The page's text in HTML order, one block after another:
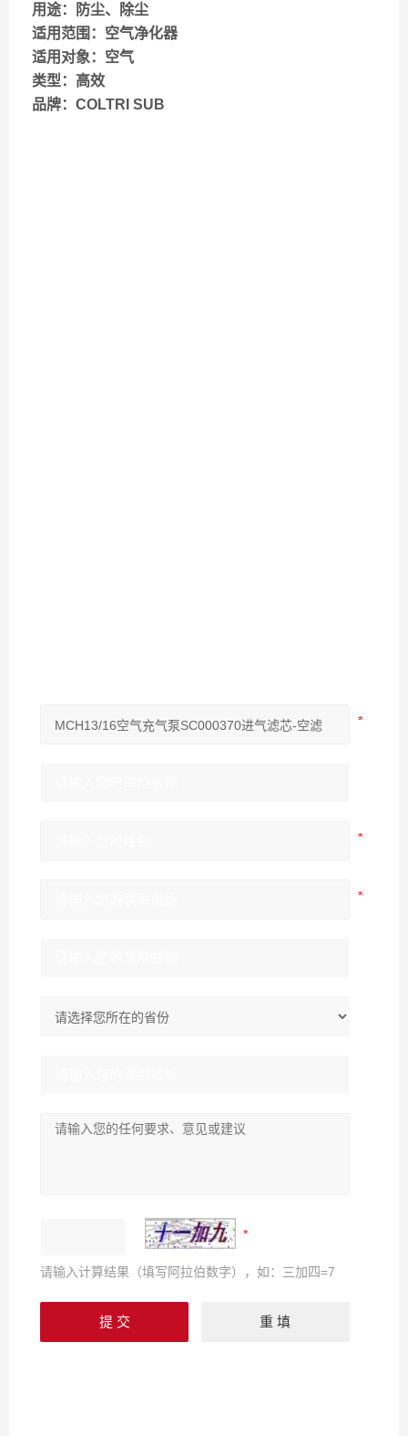
用途：防尘、除尘
适用范围：空气净化器
适用对象：空气
类型：高效
品牌：COLTRI SUB
请输入计算结果（填写阿拉伯数字），如：三加四=7